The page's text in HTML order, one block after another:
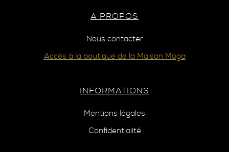
A PROPOS
Nous contacter
Accès à la boutique de la Maison Moga
INFORMATIONS
Mentions légales
Confidentialité